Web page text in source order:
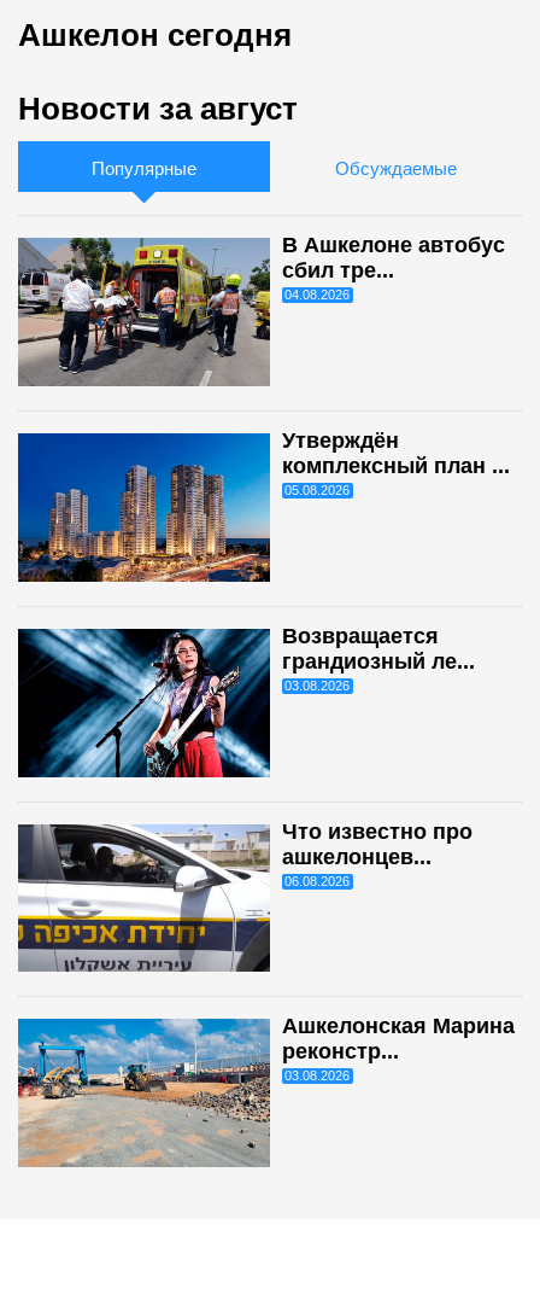
Ашкелон сегодня
Новости за август
Популярные Обсуждаемые
В Ашкелоне автобус
сбил тре...
04.08.2026
Утверждён
комплексный план ...
05.08.2026
Возвращается
грандиозный ле...
03.08.2026
Что известно про
ашкелонцев...
06.08.2026
Ашкелонская Марина
реконстр...
03.08.2026